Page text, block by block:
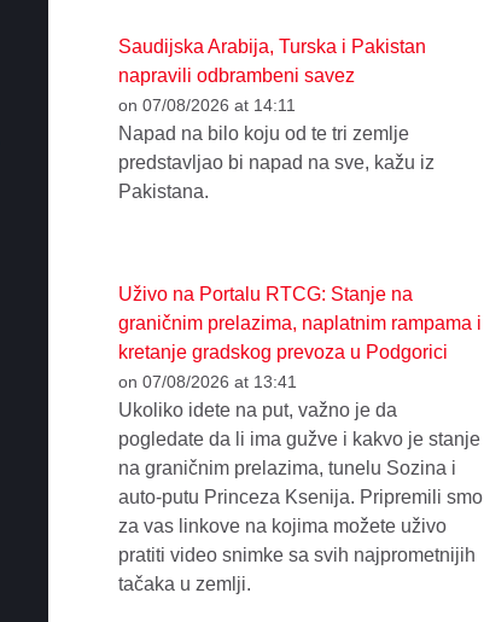
Saudijska Arabija, Turska i Pakistan
napravili odbrambeni savez
on 07/08/2026 at 14:11
Napad na bilo koju od te tri zemlje
predstavljao bi napad na sve, kažu iz
Pakistana.
Uživo na Portalu RTCG: Stanje na
graničnim prelazima, naplatnim rampama i
kretanje gradskog prevoza u Podgorici
on 07/08/2026 at 13:41
Ukoliko idete na put, važno je da
pogledate da li ima gužve i kakvo je stanje
na graničnim prelazima, tunelu Sozina i
auto-putu Princeza Ksenija. Pripremili smo
za vas linkove na kojima možete uživo
pratiti video snimke sa svih najprometnijih
tačaka u zemlji.